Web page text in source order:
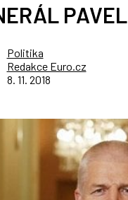
PAVEL
Politika
Redakce Euro.cz
8. 11. 2018